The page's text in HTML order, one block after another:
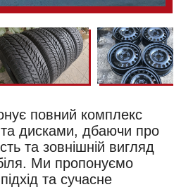
повний комплекс
дисками, дбаючи про
та зовнішній вигляд
Ми пропонуємо
та сучасне